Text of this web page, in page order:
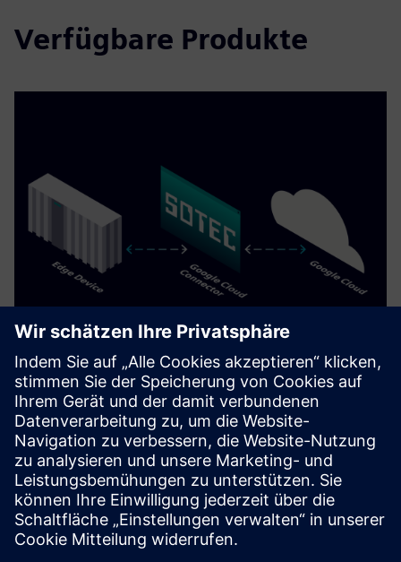
Verfügbare Produkte
Google Cloud Connector
Verbinden Sie das Siemens Industrial Edge Ecosystem und
Google Cloud für leistungsstarke datengesteuerte und KI-
fähige Anwendungsfälle.
Mehr erfahren